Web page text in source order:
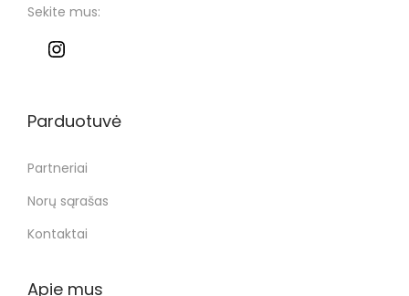
Sekite mus:
Parduotuvė
Partneriai
Norų sąrašas
Kontaktai
Apie mus